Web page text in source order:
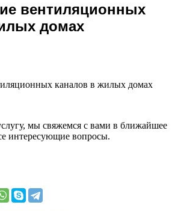
вентиляционных
домах
каналов в жилых домах
мы свяжемся с вами в ближайшее
интересующие вопросы.